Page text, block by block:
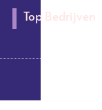
Top Bedrijven